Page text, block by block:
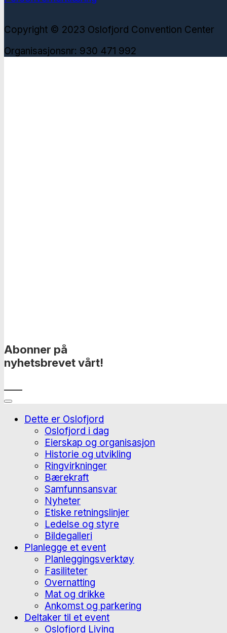
Copyright © 2023 Oslofjord Convention Center
Organisasjonsnr: 930 471 992
Abonner på
nyhetsbrevet vårt!
Dette er Oslofjord
Oslofjord i dag
Eierskap og organisasjon
Historie og utvikling
Ringvirkninger
Bærekraft
Samfunnsansvar
Nyheter
Etiske retningslinjer
Ledelse og styre
Bildegalleri
Planlegge et event
Planleggingsverktøy
Fasiliteter
Overnatting
Mat og drikke
Ankomst og parkering
Deltaker til et event
Oslofjord Living